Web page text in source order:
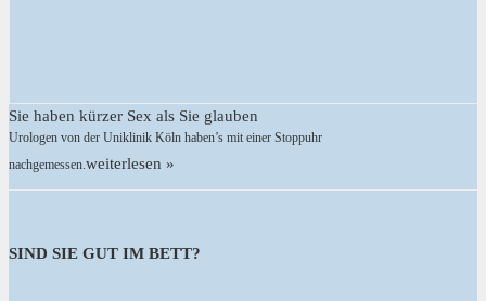
Sie haben kürzer Sex als Sie glauben
Urologen von der Uniklinik Köln haben’s mit einer Stoppuhr
nachgemessen.weiterlesen »
SIND SIE GUT IM BETT?